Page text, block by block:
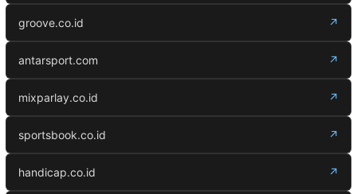
groove.co.id ↗
antarsport.com ↗
mixparlay.co.id ↗
sportsbook.co.id ↗
handicap.co.id ↗